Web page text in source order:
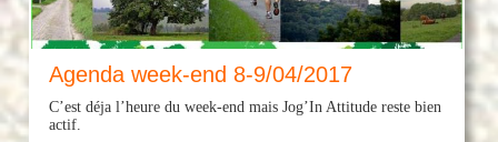
Agenda week-end 8-9/04/2017
C’est déja l’heure du week-end mais Jog’In Attitude reste bien
actif.